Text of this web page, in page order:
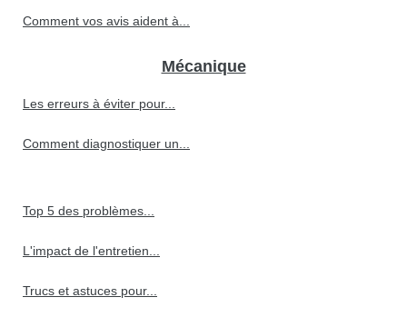
Comment vos avis aident à...
Mécanique
Les erreurs à éviter pour...
Comment diagnostiquer un...
Top 5 des problèmes...
L'impact de l'entretien...
Trucs et astuces pour...